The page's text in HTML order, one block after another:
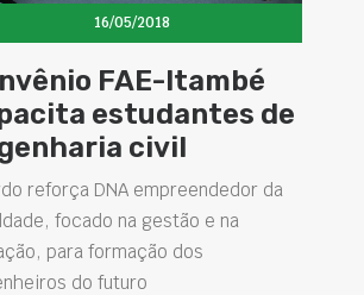
16/05/2018
FAE-Itambé
estudantes de
civil
reforça DNA empreendedor da
focado na gestão e na
para formação dos
do futuro